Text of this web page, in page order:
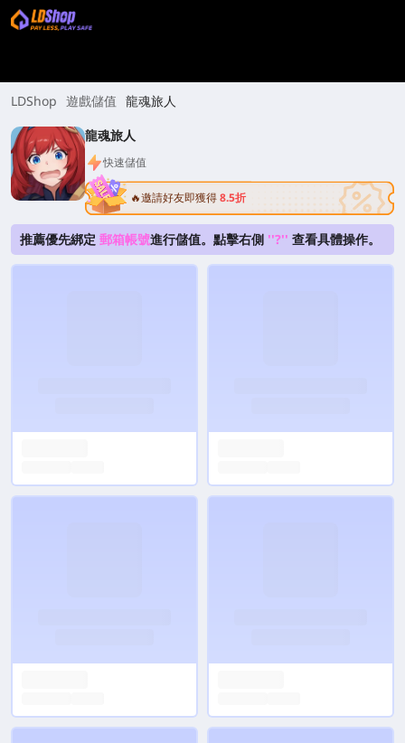
LDShop 遊戲儲值 龍魂旅人
龍魂旅人
快速儲值
🔥邀請好友即獲得8.5折
推薦優先綁定 郵箱帳號進行儲值。點擊右側 ''?'' 查看具體操作。